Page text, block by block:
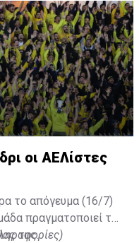
οι ΑΕΛίστες
το απόγευμα (16/7)
πραγματοποιεί το
της.